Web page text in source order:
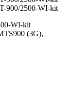
WI-kit
(3G),